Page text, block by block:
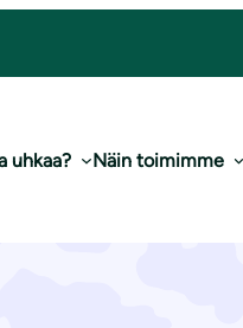
uhkaa? Näin toimimme